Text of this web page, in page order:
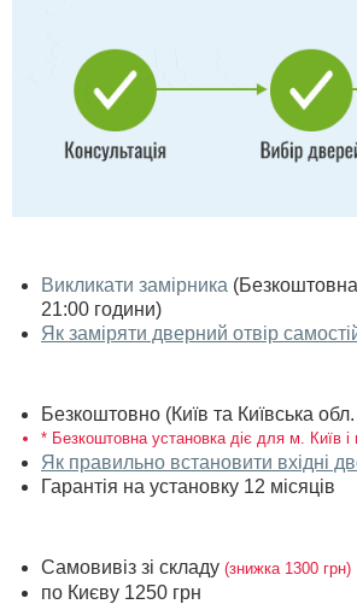
Викликати замірника
21:00 години)
Як заміряти дверний отвір
Безкоштовно (Київ та Київська
* Безкоштовна установка діє для м. Київ і
Як правильно встановити вхідні
Гарантія на установку 12 місяців
Самовивіз зі складу (знижка 1300 грн)
по Києву 1250 грн